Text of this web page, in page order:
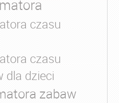
czasu
czasu
dla dzieci
zabaw